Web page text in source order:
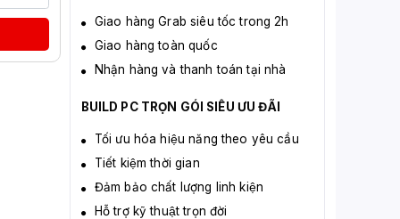
Giao hàng Grab siêu tốc trong 2h
Giao hàng toàn quốc
Nhận hàng và thanh toán tại nhà
BUILD PC TRỌN GÓI SIÊU ƯU ĐÃI
Tối ưu hóa hiệu năng theo yêu cầu
Tiết kiệm thời gian
Đảm bảo chất lượng linh kiện
Hỗ trợ kỹ thuật trọn đời